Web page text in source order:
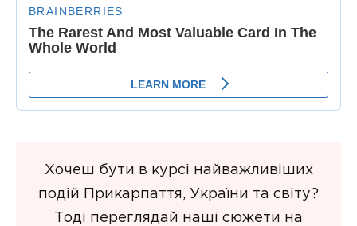
Хочеш бути в курсі найважливіших
подій Прикарпаття, України та світу?
Тоді переглядай наші сюжети на